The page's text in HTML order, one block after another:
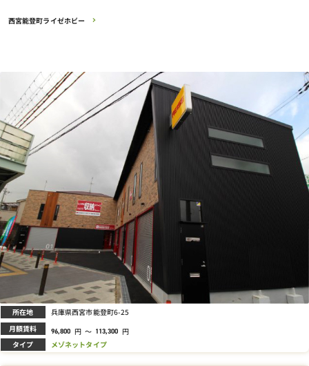
西宮能登町ライゼホビー
所在地 兵庫県西宮市能登町6-25
月額賃料 96,800 円 ～ 113,300 円
タイプ メゾネットタイプ